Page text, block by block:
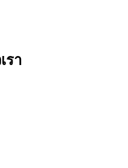
รา